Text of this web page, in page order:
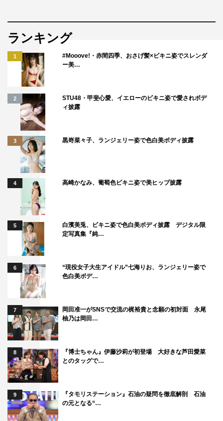
ランキング
1
#Mooove!・赤間四季、おさげ髪×ビキニ姿でスレンダ
ー美…
2
STU48・甲斐心愛、イエローのビキニ姿で愛されボデ
ィ披露
3 黒嵜菜々子、ランジェリー姿で色白美ボディ披露
4 高崎かなみ、葡萄色ビキニ姿で美ヒップ披露
5
白濱美兎、ビキニ姿で色白美ボディ披露 デジタル限
定写真集『純…
6
“現役女子大生アイドル”七海りお、ランジェリー姿で
色白美ボデ…
7
岡田准一がSNSで交流の梶裕貴と念願の初対面 永尾
柚乃は岡田…
8
『博士ちゃん』伊藤沙莉が初登場 大好きな芦田愛菜
とのタッグで…
9
『タモリステーション』石油の疑問を徹底解剖 石油
の元となる“…